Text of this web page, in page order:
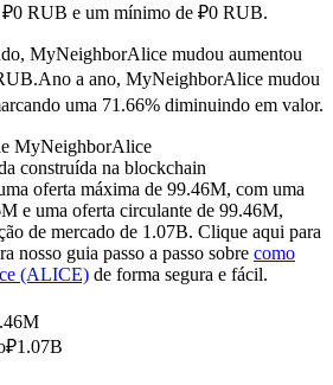
traders
RUB e um mínimo de ₽0 RUB.
MyNeighborAlice mudou aumentou
Ano a ano, MyNeighborAlice mudou
uma 71.66% diminuindo em valor.
MyNeighborAlice
construída na blockchain
oferta máxima de 99.46M, com uma
e uma oferta circulante de 99.46M,
de mercado de 1.07B. Clique aqui para
nosso guia passo a passo sobre como
(ALICE) de forma segura e fácil.
₽1.07B